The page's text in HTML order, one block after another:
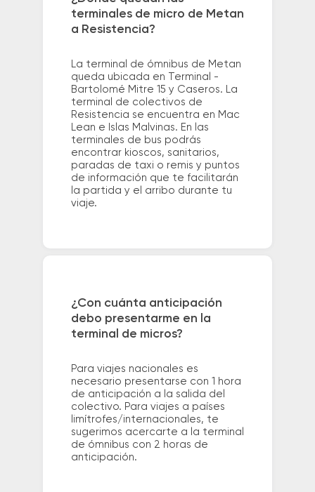
terminales de micro de Metan
a Resistencia?
La terminal de ómnibus de Metan
queda ubicada en Terminal -
Bartolomé Mitre 15 y Caseros. La
terminal de colectivos de
Resistencia se encuentra en Mac
Lean e Islas Malvinas. En las
terminales de bus podrás
encontrar kioscos, sanitarios,
paradas de taxi o remis y puntos
de información que te facilitarán
la partida y el arribo durante tu
viaje.
¿Con cuánta anticipación
debo presentarme en la
terminal de micros?
Para viajes nacionales es
necesario presentarse con 1 hora
de anticipación a la salida del
colectivo. Para viajes a países
limítrofes/internacionales, te
sugerimos acercarte a la terminal
de ómnibus con 2 horas de
anticipación.